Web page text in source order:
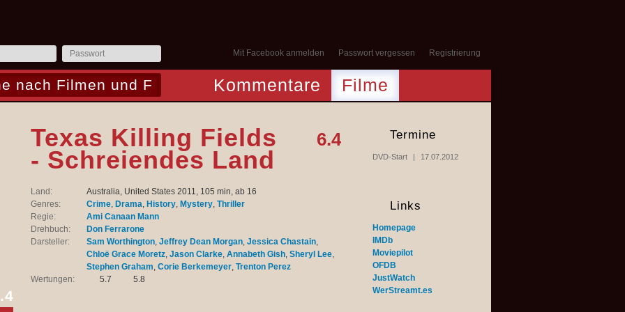
Mit Facebook anmelden Passwort vergessen Registrierung
Kommentare Filme
6.4
Texas Killing Fields
- Schreiendes Land
Land:
Australia, United States 2011, 105 min, ab 16
Genres:
Crime, Drama, History, Mystery, Thriller
Regie:
Ami Canaan Mann
Drehbuch:
Don Ferrarone
Darsteller:
Sam Worthington, Jeffrey Dean Morgan, Jessica Chastain,
Chloë Grace Moretz, Jason Clarke, Annabeth Gish, Sheryl Lee,
Stephen Graham, Corie Berkemeyer, Trenton Perez
Wertungen:
5.7 5.8
Termine
DVD-Start 17.07.2012
Links
Homepage
IMDb
Moviepilot
OFDB
JustWatch
WerStreamt.es